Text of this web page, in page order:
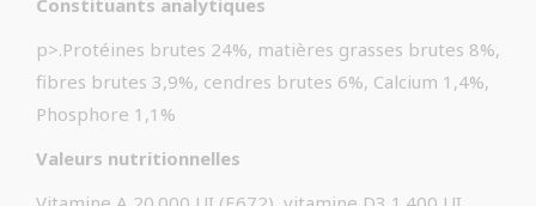
Constituants analytiques
p>.Protéines brutes 24%, matières grasses brutes 8%,
fibres brutes 3,9%, cendres brutes 6%, Calcium 1,4%,
Phosphore 1,1%
Valeurs nutritionnelles